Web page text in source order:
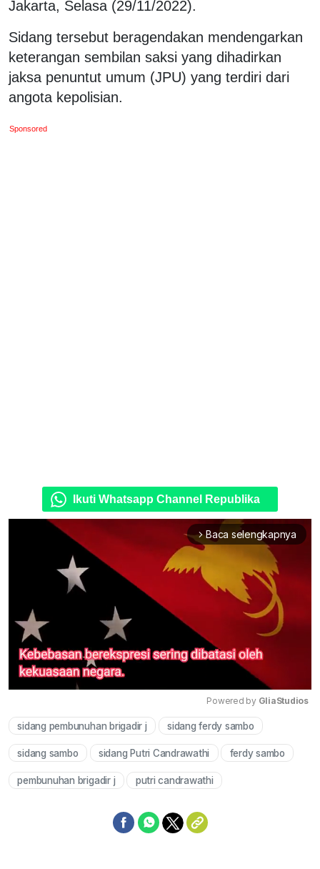
Jakarta, Selasa (29/11/2022).
Sidang tersebut beragendakan mendengarkan
keterangan sembilan saksi yang dihadirkan
jaksa penuntut umum (JPU) yang terdiri dari
angota kepolisian.
Sponsored
Ikuti Whatsapp Channel Republika
arrow_forward_ios Baca selengkapnya
Mute
Powered by GliaStudios
sidang pembunuhan brigadir j sidang ferdy sambo
sidang sambo sidang Putri Candrawathi ferdy sambo
pembunuhan brigadir j putri candrawathi